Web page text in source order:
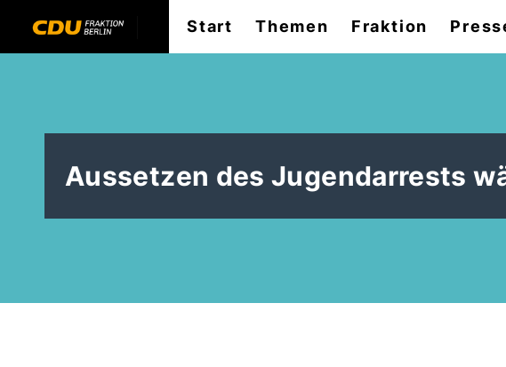
Start Themen Fraktion
Aussetzen des Jugendarrests